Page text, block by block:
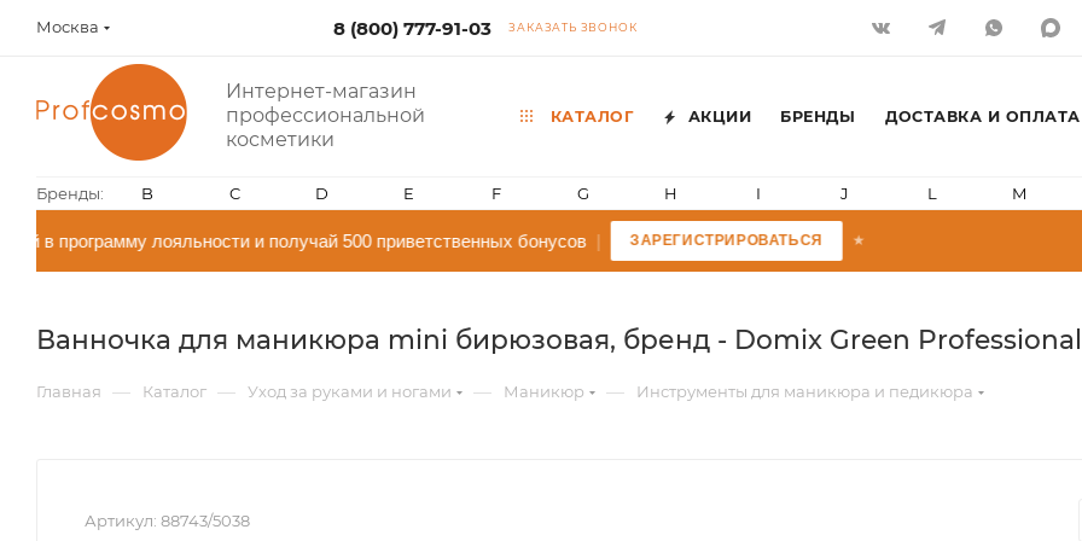
Москва 8 (800) 777-91-03 ЗАКАЗАТЬ ЗВОНОК
Интернет-магазин
профессиональной
косметики
КАТАЛОГ АКЦИИ БРЕНДЫ ДОСТАВКА И ОПЛАТА
Бренды: B C D E F G H I J L M
в программу лояльности и получай 500 приветственных бонусов| ЗАРЕГИСТРИРОВАТЬСЯ
Ванночка для маникюра mini бирюзовая, бренд - Domix Green Professional
Главная — Каталог — Уход за руками и ногами — Маникюр — Инструменты для маникюра и педикюра
Артикул: 88743/5038